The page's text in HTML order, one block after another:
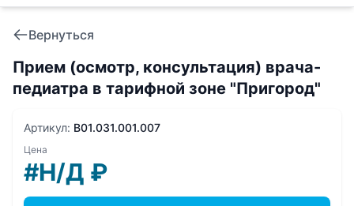
Вернуться
Прием (осмотр, консультация) врача-
педиатра в тарифной зоне "Пригород"
Артикул: B01.031.001.007
Цена
#Н/Д ₽